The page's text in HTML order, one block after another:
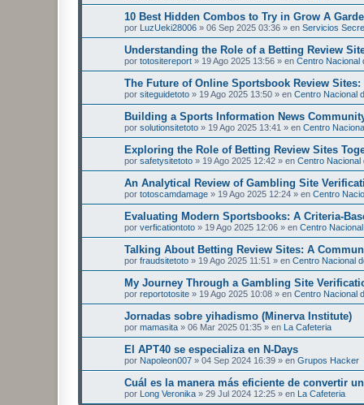
10 Best Hidden Combos to Try in Grow A
por LuzUeki28006 » 06 Sep 2025 03:36 » en Servicios
Understanding the Role of a Betting Review
por totositereport » 19 Ago 2025 13:56 » en Centro Nacional
The Future of Online Sportsbook Review
por siteguidetoto » 19 Ago 2025 13:50 » en Centro Nacional
Building a Sports Information News
por solutionsitetoto » 19 Ago 2025 13:41 » en Centro
Exploring the Role of Betting Review Sites
por safetysitetoto » 19 Ago 2025 12:42 » en Centro Nacional
An Analytical Review of Gambling Site
por totoscamdamage » 19 Ago 2025 12:24 » en Centro
Evaluating Modern Sportsbooks: A Criteria-
por verficationtoto » 19 Ago 2025 12:06 » en Centro
Talking About Betting Review Sites: A
por fraudsitetoto » 19 Ago 2025 11:51 » en Centro Nacional
My Journey Through a Gambling Site
por reportotosite » 19 Ago 2025 10:08 » en Centro Nacional
Jornadas sobre yihadismo (Minerva Institute)
por mamasita » 06 Mar 2025 01:35 » en La Cafeteria
El APT40 se especializa en N-Days
por Napoleon007 » 04 Sep 2024 16:39 » en Grupos Hacker
Cuál es la manera más eficiente de convertir
por Long Veronika » 29 Jul 2024 12:25 » en La Cafeteria